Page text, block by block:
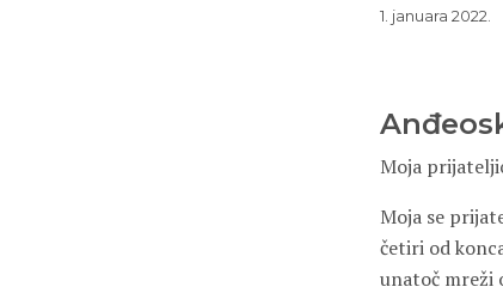
1. januara 2022.
Moja
Moja se
četiri od
unatoč mreži